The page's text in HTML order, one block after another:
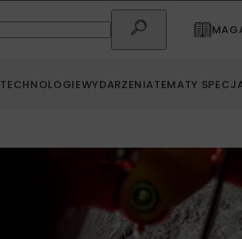
TECHNOLOGIEWYDARZENIATEMATY